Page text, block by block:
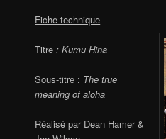
Fiche technique
Titre : Kumu Hina
Sous-titre : The true
meaning of aloha
Réalisé par Dean Hamer &